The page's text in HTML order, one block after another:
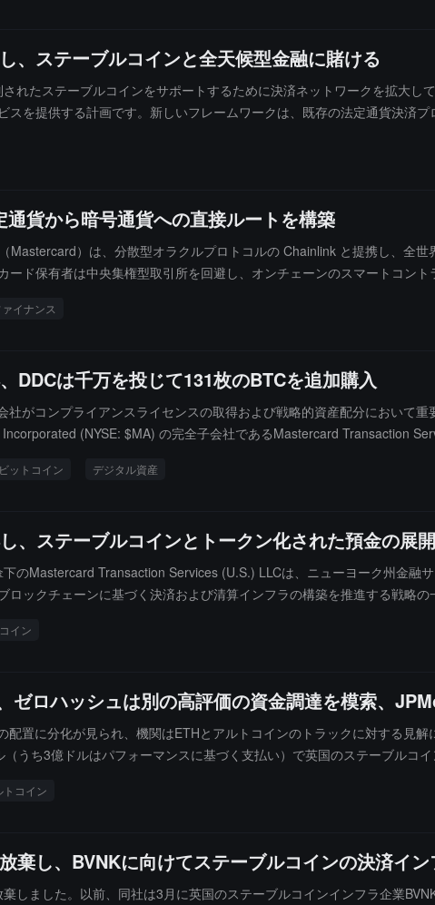
、ステーブルコインと全天候型金融に賭ける
れたステーブルコインをサポートするために決済ネットワークを拡大し
を提供する計画です。新しいフレームワークは、既存の法定通貨決済
バーします。Cross River、Lead Bank、CBW Bank、ARQ、Nuveiなど
貨から暗号通貨への直接ルートを構築
）は、分散型オラクルプロトコルの Chainlink と提携し、全
ド保有者は中央集権型取引所を回避し、オンチェーンのスマートコン
トフォームに接続されます。このプラットフォームは、XSwap を利
イナンス
は千万を投じて131枚のBTCを追加購入
がコンプライアンスライセンスの取得および戦略的資産配分において
(NYSE: $MA) の完全子会社であるMastercard Transaction
に取り組んでいることを示しています。DDC財庫の保有量が2,714枚
ビットコイン デジタル資産
、ステーブルコインとトークン化された預金の展
のMastercard Transaction Services (U.S.) LLCは、ニューヨーク州金融
ックチェーンに基づく決済および清算インフラの構築を推進する戦略
金などのデジタル通貨における戦略を支援し、同社のグローバルな決
イン
ゼロハッシュは別の高評価の資金調達を模索、
置に分化が見られ、機関はETHとアルトコインのトラックに対する見
うち3億ドルはパフォーマンスに基づく支払い）で英国のステーブルコ
ドを開始しようとしています（2025年9月の1.04億ドルD-2ラウンドの
道を引用して、最新の研究報告を発表し、現在の市場環境においてイ
構造的な弱点です：ネットワークの活性度の低下、DeFiエコシステム
トコイン
棄し、BVNKに向けてステーブルコインの決済イ
しました。以前、同社は3月に英国のステーブルコインインフラ企業